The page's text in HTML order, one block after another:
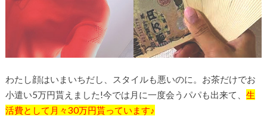
わたし顔はいまいちだし、スタイルも悪いのに。お茶だけでお
小遣い5万円貰えました!今では月に一度会うパパも出来て、 生
活費として 月々30万円貰っています♪